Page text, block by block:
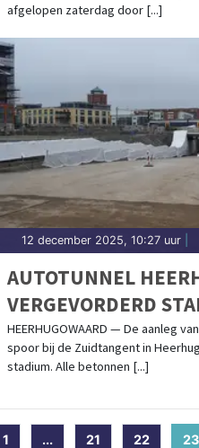
afgelopen zaterdag door [...]
12 december 2025, 10:27 uur
AUTOTUNNEL
VERGEVORDERD
HEERHUGOWAARD — De aanleg
spoor bij de Zuidtangent in
stadium. Alle betonnen [...]
1 ... 21 22 23